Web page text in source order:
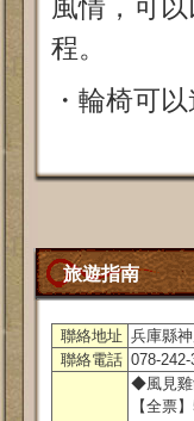
風情，可
程。
・輪椅可以
旅遊指南
聯絡地址 兵庫縣
聯絡電話 078-242-
◆風見
【全票